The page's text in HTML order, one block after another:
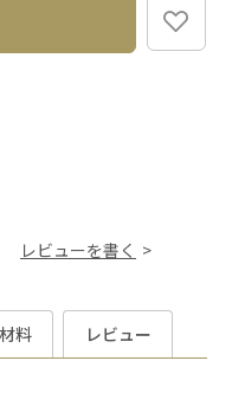
レビューを書く
料 レビュー